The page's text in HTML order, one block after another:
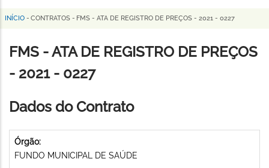
Horizonte
Trilha
de
navegação
INÍCIO - CONTRATOS - FMS - ATA DE REGISTRO DE PREÇOS - 2021 - 0227
FMS - ATA DE REGISTRO DE PREÇOS
- 2021 - 0227
Dados do Contrato
Órgão:
FUNDO MUNICIPAL DE SAÚDE